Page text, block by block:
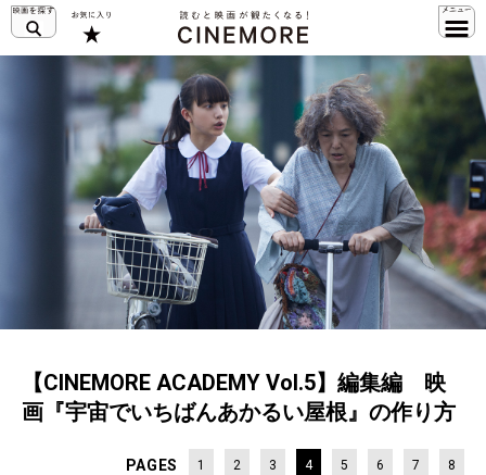
【CINEMORE ACADEMY Vol.5】編集編 映
画『宇宙でいちばんあかるい屋根』の作り方
PAGES 1 2 3 4 5 6 7 8